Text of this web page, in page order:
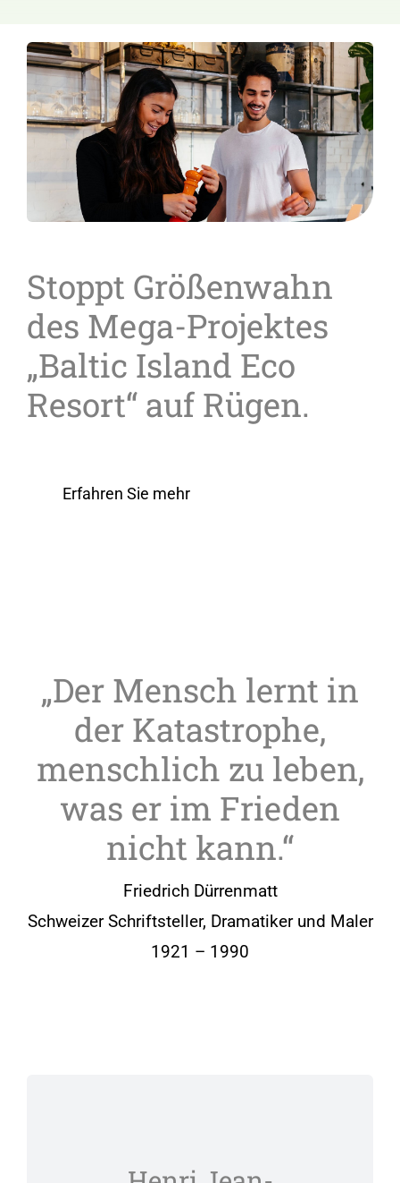
Stoppt Größenwahn
des Mega-Projektes
„Baltic Island Eco
Resort“ auf Rügen.
Erfahren Sie mehr
„Der Mensch lernt in
der Katastrophe,
menschlich zu leben,
was er im Frieden
nicht kann.“
Friedrich Dürrenmatt
Schweizer Schriftsteller, Dramatiker und Maler
1921 – 1990